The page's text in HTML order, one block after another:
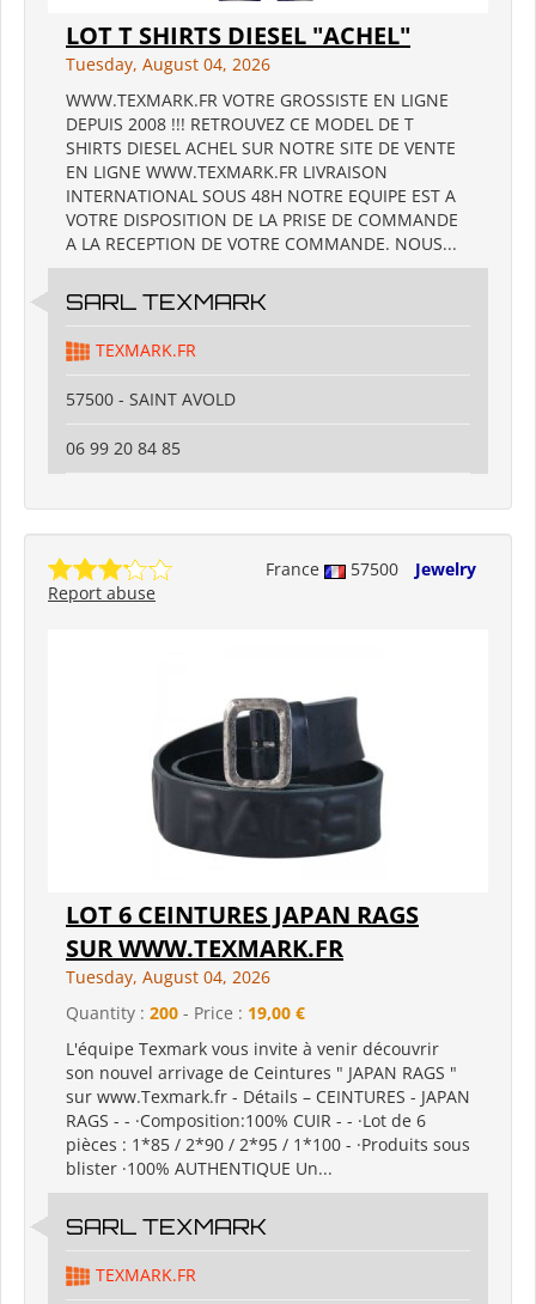
LOT T SHIRTS DIESEL "ACHEL"
Tuesday, August 04, 2026
WWW.TEXMARK.FR VOTRE GROSSISTE EN LIGNE
DEPUIS 2008 !!! RETROUVEZ CE MODEL DE T
SHIRTS DIESEL ACHEL SUR NOTRE SITE DE VENTE
EN LIGNE WWW.TEXMARK.FR LIVRAISON
INTERNATIONAL SOUS 48H NOTRE EQUIPE EST A
VOTRE DISPOSITION DE LA PRISE DE COMMANDE
A LA RECEPTION DE VOTRE COMMANDE. NOUS...
SARL TEXMARK
TEXMARK.FR
57500 - SAINT AVOLD
06 99 20 84 85
France 57500
Jewelry
Report abuse
LOT 6 CEINTURES JAPAN RAGS
SUR WWW.TEXMARK.FR
Tuesday, August 04, 2026
Quantity : 200 - Price : 19,00 €
L'équipe Texmark vous invite à venir découvrir
son nouvel arrivage de Ceintures " JAPAN RAGS "
sur www.Texmark.fr - Détails – CEINTURES - JAPAN
RAGS - - ·Composition:100% CUIR - - ·Lot de 6
pièces : 1*85 / 2*90 / 2*95 / 1*100 - ·Produits sous
blister ·100% AUTHENTIQUE Un...
SARL TEXMARK
TEXMARK.FR